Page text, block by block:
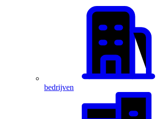
bedrijven